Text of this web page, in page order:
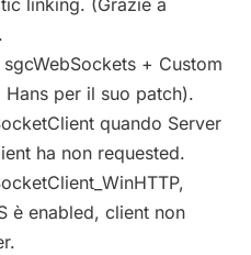
linking. (Grazie a
+ Custom
per il suo patch).
quando Server
ha non requested.
è enabled, client non